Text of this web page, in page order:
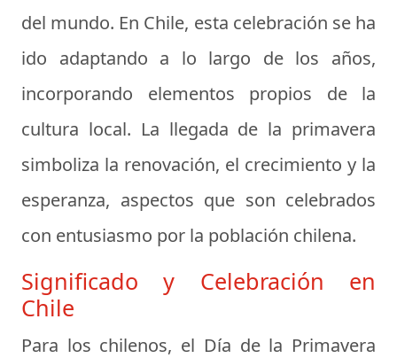
del mundo. En Chile, esta celebración se ha
ido adaptando a lo largo de los años,
incorporando elementos propios de la
cultura local. La llegada de la primavera
simboliza la renovación, el crecimiento y la
esperanza, aspectos que son celebrados
con entusiasmo por la población chilena.
Significado y Celebración en
Chile
Para los chilenos, el Día de la Primavera